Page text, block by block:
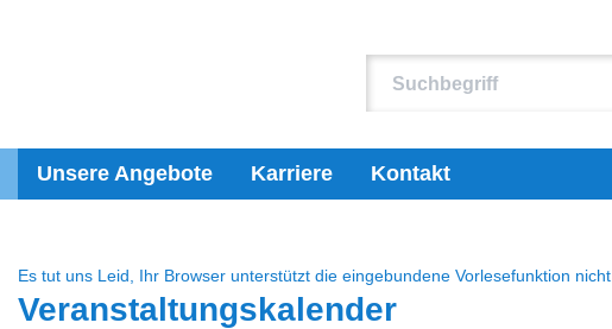
Unsere Angebote Karriere Kontakt
Es tut uns Leid, Ihr Browser unterstützt die eingebundene Vorlesefunktion nicht.
Veranstaltungskalender